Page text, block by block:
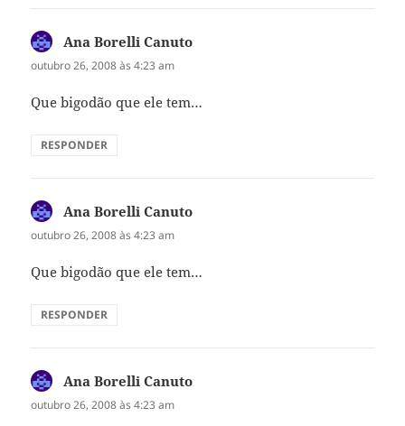
Ana Borelli Canuto
outubro 26, 2008 às 4:23 am
Que bigodão que ele tem…
RESPONDER
Ana Borelli Canuto
outubro 26, 2008 às 4:23 am
Que bigodão que ele tem…
RESPONDER
Ana Borelli Canuto
outubro 26, 2008 às 4:23 am